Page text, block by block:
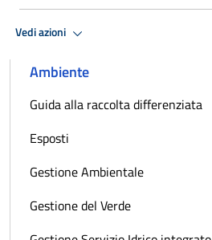
Vedi azioni
Ambiente
Guida alla raccolta differenziata
Esposti
Gestione Ambientale
Gestione del Verde